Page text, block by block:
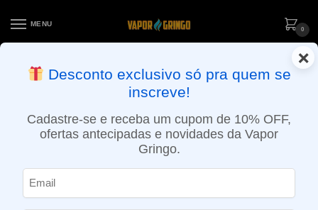
MENU
0
ENTREGA NO MESMO DIA EM SÃO PAULO (SEG A SEX): PEDIDOS
APROVADOS ATÉ 15:30 VIA MOTOBOY
×
Desconto exclusivo só pra quem se
inscreve!
Cadastre-se e receba um cupom de 10% OFF,
ofertas antecipadas e novidades da Vapor
Gringo.